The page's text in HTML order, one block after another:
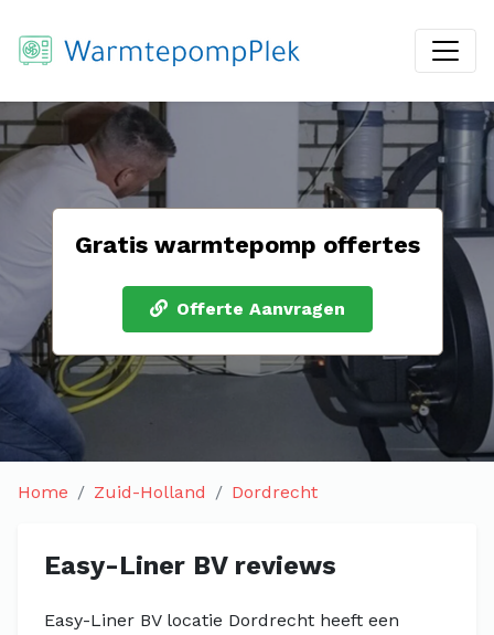
Gratis warmtepomp offertes
Offerte Aanvragen
Home Zuid-Holland Dordrecht
Easy-Liner BV reviews
Easy-Liner BV locatie Dordrecht heeft een